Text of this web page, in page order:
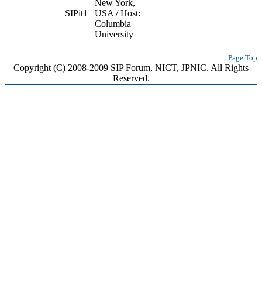
SIPit1
New York,
USA / Host:
Columbia
University
Page Top
Copyright (C) 2008-2009 SIP Forum, NICT, JPNIC. All Rights
Reserved.